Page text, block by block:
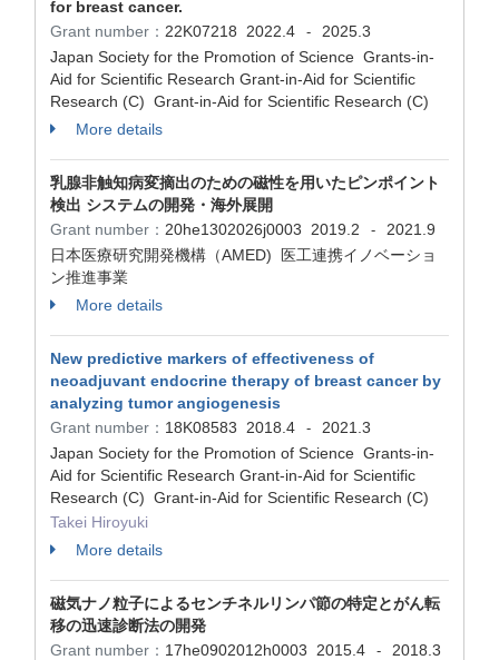
for breast cancer.
Grant number： 22K07218 2022.4 -
2025.3
Japan Society for the Promotion of Science Grants-in-
Aid for Scientific Research Grant-in-Aid for Scientific
Research (C) Grant-in-Aid for Scientific Research (C)
More details
乳腺非触知病変摘出のための磁性を用いたピンポイント
検出 システムの開発・海外展開
Grant number： 20he1302026j0003 2019.2 -
2021.9
日本医療研究開発機構（AMED) 医工連携イノベーショ
ン推進事業
More details
New predictive markers of effectiveness of
neoadjuvant endocrine therapy of breast cancer by
analyzing tumor angiogenesis
Grant number： 18K08583 2018.4 -
2021.3
Japan Society for the Promotion of Science Grants-in-
Aid for Scientific Research Grant-in-Aid for Scientific
Research (C) Grant-in-Aid for Scientific Research (C)
Takei Hiroyuki
More details
磁気ナノ粒子によるセンチネルリンパ節の特定とがん転
移の迅速診断法の開発
Grant number： 17he0902012h0003 2015.4 -
2018.3